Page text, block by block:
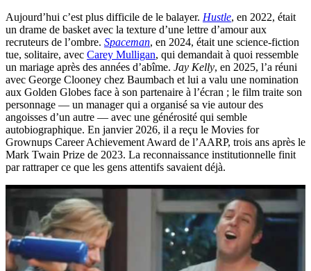
Aujourd’hui c’est plus difficile de le balayer. Hustle, en 2022, était
un drame de basket avec la texture d’une lettre d’amour aux
recruteurs de l’ombre. Spaceman, en 2024, était une science-fiction
tue, solitaire, avec Carey Mulligan, qui demandait à quoi ressemble
un mariage après des années d’abîme. Jay Kelly, en 2025, l’a réuni
avec George Clooney chez Baumbach et lui a valu une nomination
aux Golden Globes face à son partenaire à l’écran ; le film traite son
personnage — un manager qui a organisé sa vie autour des
angoisses d’un autre — avec une générosité qui semble
autobiographique. En janvier 2026, il a reçu le Movies for
Grownups Career Achievement Award de l’AARP, trois ans après le
Mark Twain Prize de 2023. La reconnaissance institutionnelle finit
par rattraper ce que les gens attentifs savaient déjà.